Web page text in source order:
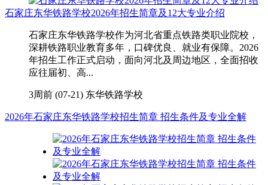
石家庄东华铁路学校2026年招生简章及12大专业介绍
石家庄东华铁路学校作为河北省重点铁路类职业院校，
深耕铁路职业教育多年，口碑优良、就业有保障。2026
年招生工作正式启动，面向河北及周边地区，全面招收
应往届初、高...
3周前 (07-21) 东华铁路学校
2026年石家庄东华铁路学校招生简章 招生条件及专业全解